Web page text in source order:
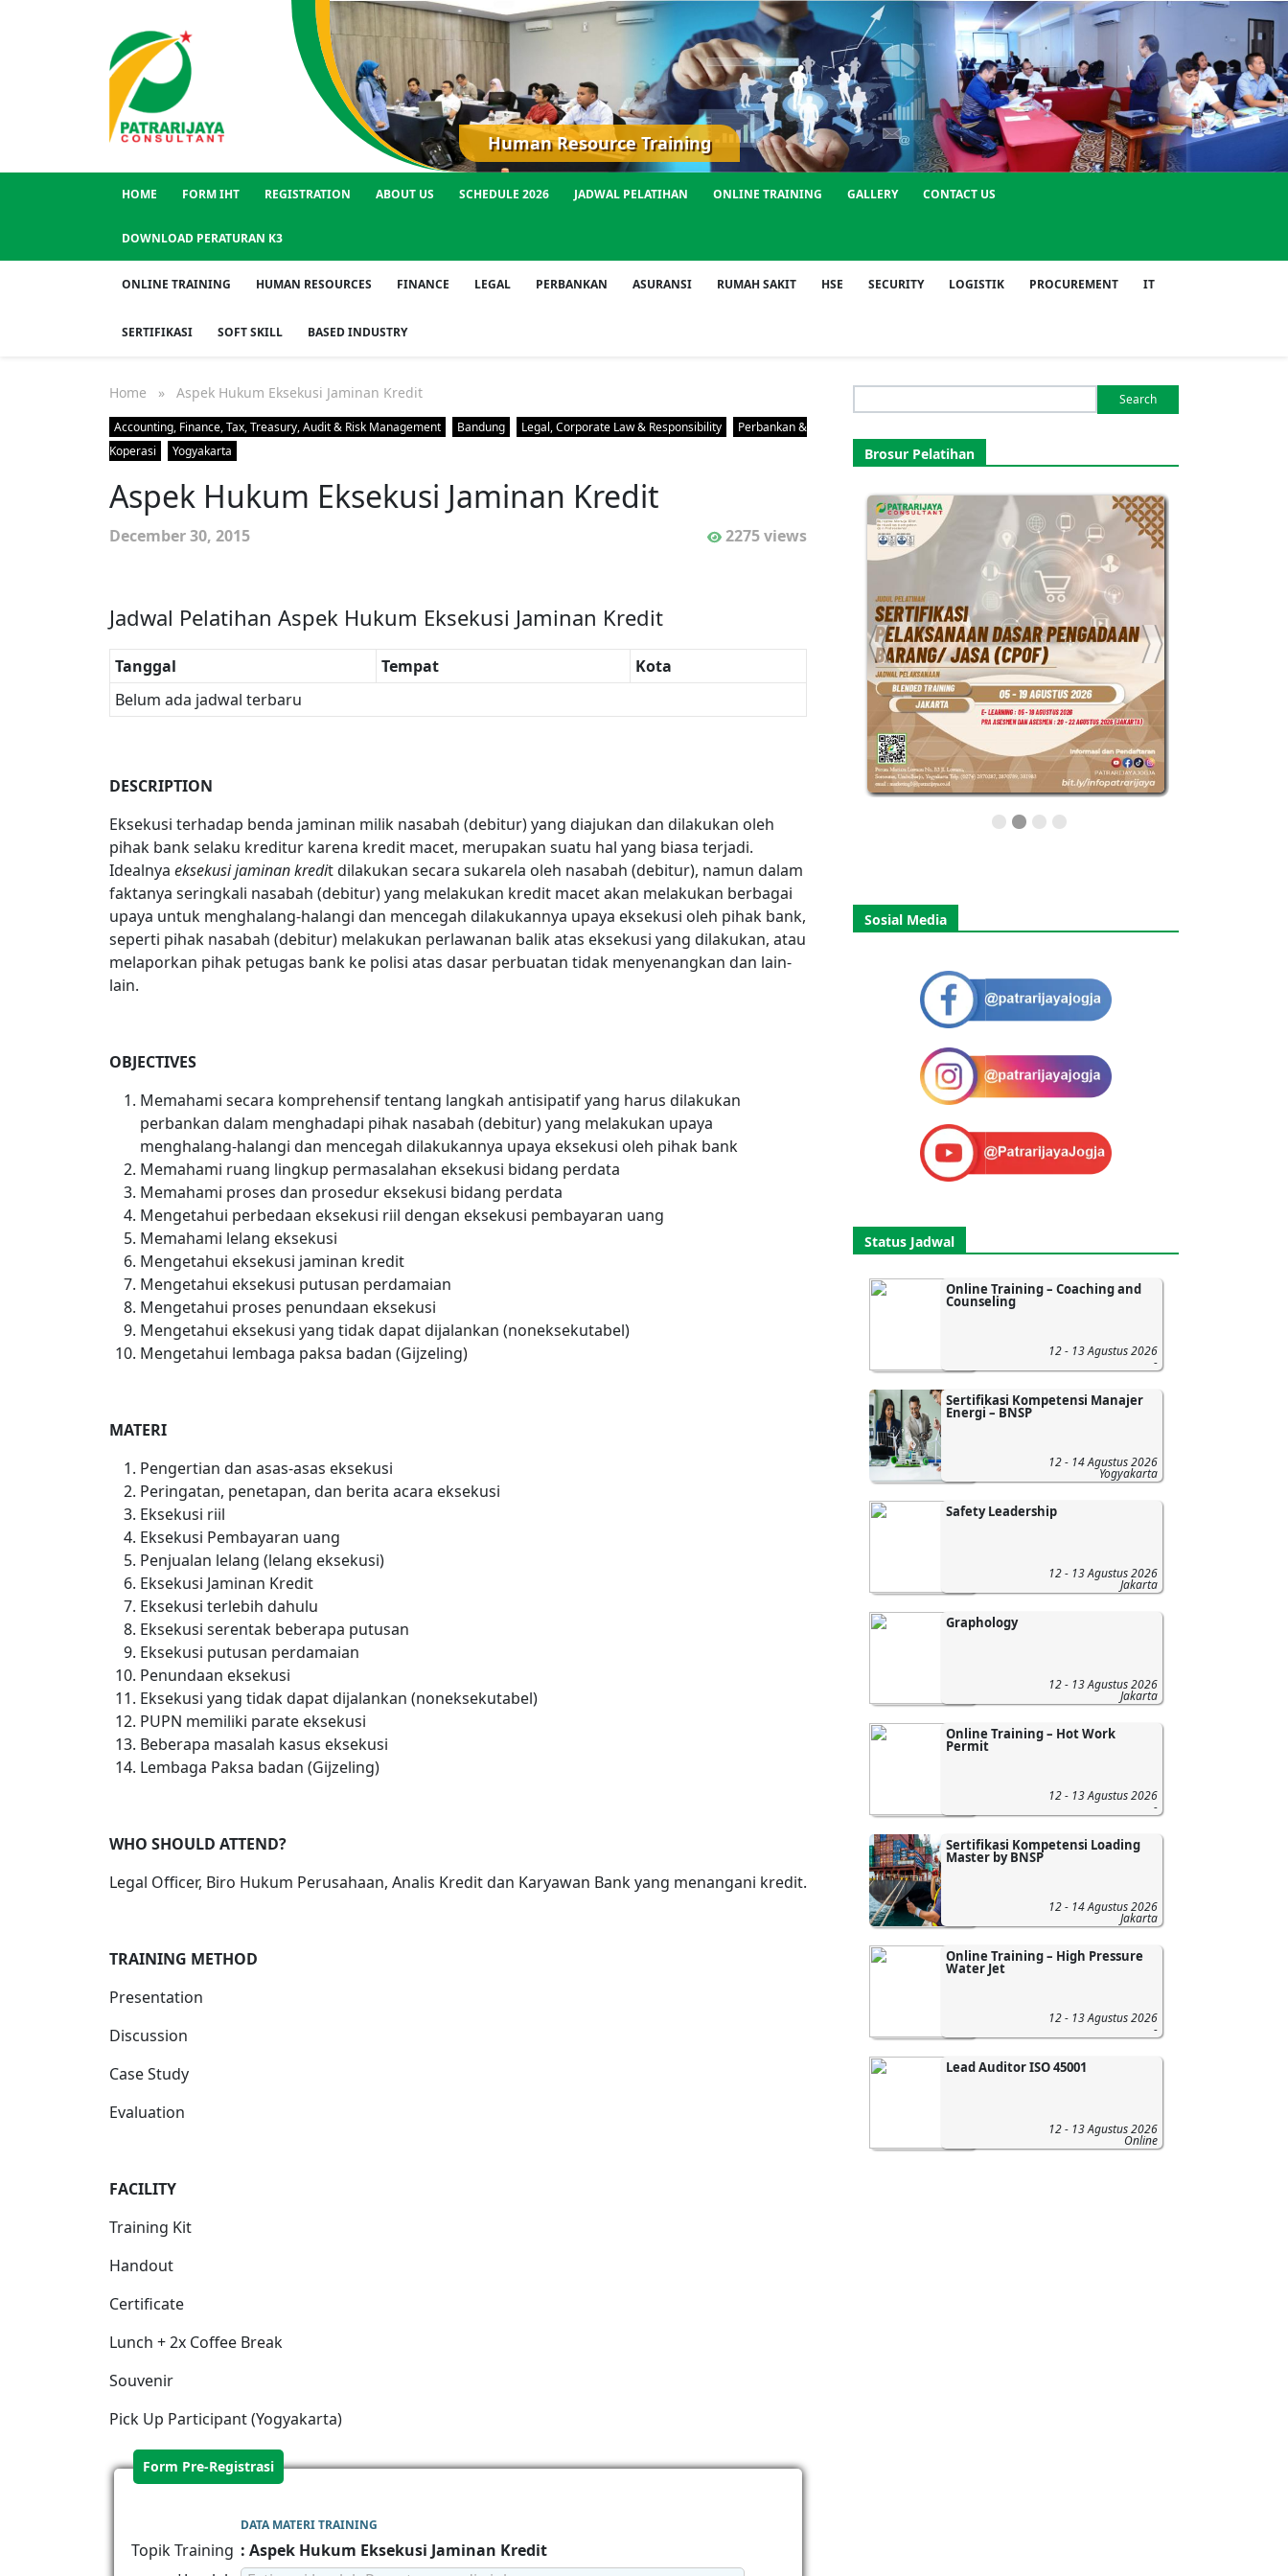
Human Resource Training
HOME FORM IHT REGISTRATION ABOUT US SCHEDULE 2026 JADWAL PELATIHAN ONLINE TRAINING GALLERY CONTACT US
DOWNLOAD PERATURAN K3
ONLINE TRAINING HUMAN RESOURCES FINANCE LEGAL PERBANKAN ASURANSI RUMAH SAKIT HSE SECURITY LOGISTIK PROCUREMENT IT
SERTIFIKASI SOFT SKILL BASED INDUSTRY
Home » Aspek Hukum Eksekusi Jaminan Kredit
Accounting, Finance, Tax, Treasury, Audit & Risk Management Bandung Legal, Corporate Law & Responsibility
Perbankan &
Koperasi
Yogyakarta
Aspek Hukum Eksekusi Jaminan Kredit
December 30, 2015 2275 views
Jadwal Pelatihan Aspek Hukum Eksekusi Jaminan Kredit
Tanggal Tempat
Kota
Belum ada jadwal terbaru
DESCRIPTION
Eksekusi terhadap benda jaminan milik nasabah (debitur) yang diajukan dan dilakukan oleh
pihak bank selaku kreditur karena kredit macet, merupakan suatu hal yang biasa terjadi.
Idealnya eksekusi jaminan kredit dilakukan secara sukarela oleh nasabah (debitur), namun dalam
faktanya seringkali nasabah (debitur) yang melakukan kredit macet akan melakukan berbagai
upaya untuk menghalang-halangi dan mencegah dilakukannya upaya eksekusi oleh pihak bank,
seperti pihak nasabah (debitur) melakukan perlawanan balik atas eksekusi yang dilakukan, atau
melaporkan pihak petugas bank ke polisi atas dasar perbuatan tidak menyenangkan dan lain-
lain.
OBJECTIVES
Memahami secara komprehensif tentang langkah antisipatif yang harus dilakukan
perbankan dalam menghadapi pihak nasabah (debitur) yang melakukan upaya
menghalang-halangi dan mencegah dilakukannya upaya eksekusi oleh pihak bank
Memahami ruang lingkup permasalahan eksekusi bidang perdata
Memahami proses dan prosedur eksekusi bidang perdata
Mengetahui perbedaan eksekusi riil dengan eksekusi pembayaran uang
Memahami lelang eksekusi
Mengetahui eksekusi jaminan kredit
Mengetahui eksekusi putusan perdamaian
Mengetahui proses penundaan eksekusi
Mengetahui eksekusi yang tidak dapat dijalankan (noneksekutabel)
Mengetahui lembaga paksa badan (Gijzeling)
MATERI
Pengertian dan asas-asas eksekusi
Peringatan, penetapan, dan berita acara eksekusi
Eksekusi riil
Eksekusi Pembayaran uang
Penjualan lelang (lelang eksekusi)
Eksekusi Jaminan Kredit
Eksekusi terlebih dahulu
Eksekusi serentak beberapa putusan
Eksekusi putusan perdamaian
Penundaan eksekusi
Eksekusi yang tidak dapat dijalankan (noneksekutabel)
PUPN memiliki parate eksekusi
Beberapa masalah kasus eksekusi
Lembaga Paksa badan (Gijzeling)
WHO SHOULD ATTEND?
Legal Officer, Biro Hukum Perusahaan, Analis Kredit dan Karyawan Bank yang menangani kredit.
TRAINING METHOD
Presentation
Discussion
Case Study
Evaluation
FACILITY
Training Kit
Handout
Certificate
Lunch + 2x Coffee Break
Souvenir
Pick Up Participant (Yogyakarta)
Form Pre-Registrasi
DATA MATERI TRAINING
Topik Training : Aspek Hukum Eksekusi Jaminan Kredit
for:
Brosur Pelatihan
Sosial Media
Status Jadwal
Online Training – Coaching and
Counseling
12 - 13 Agustus 2026
-
Sertifikasi Kompetensi Manajer
Energi – BNSP
12 - 14 Agustus 2026
Yogyakarta
Safety Leadership
12 - 13 Agustus 2026
Jakarta
Graphology
12 - 13 Agustus 2026
Jakarta
Online Training – Hot Work
Permit
12 - 13 Agustus 2026
-
Sertifikasi Kompetensi Loading
Master by BNSP
12 - 14 Agustus 2026
Jakarta
Online Training – High Pressure
Water Jet
12 - 13 Agustus 2026
-
Lead Auditor ISO 45001
12 - 13 Agustus 2026
Online